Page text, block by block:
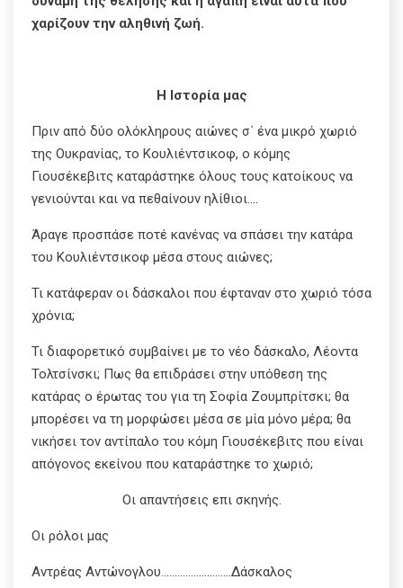
χαρίζουν την αληθινή ζωή.
Η Ιστορία μας
Πριν από δύο ολόκληρους αιώνες σ΄ ένα μικρό χωριό
της Ουκρανίας, το Κουλιέντσικοφ, ο κόμης
Γιουσέκεβιτς καταράστηκε όλους τους κατοίκους να
γενιούνται και να πεθαίνουν ηλίθιοι….
Άραγε προσπάσε ποτέ κανένας να σπάσει την κατάρα
του Κουλιέντσικοφ μέσα στους αιώνες;
Τι κατάφεραν οι δάσκαλοι που έφταναν στο χωριό τόσα
χρόνια;
Τι διαφορετικό συμβαίνει με το νέο δάσκαλο, Λέοντα
Τολτσίνσκι; Πως θα επιδράσει στην υπόθεση της
κατάρας ο έρωτας του για τη Σοφία Ζουμπρίτσκι; θα
μπορέσει να τη μορφώσει μέσα σε μία μόνο μέρα; θα
νικήσει τον αντίπαλο του κόμη Γιουσέκεβιτς που είναι
απόγονος εκείνου που καταράστηκε το χωριό;
Οι απαντήσεις επι σκηνής.
Οι ρόλοι μας
Αντρέας Αντώνογλου……………………..Δάσκαλος